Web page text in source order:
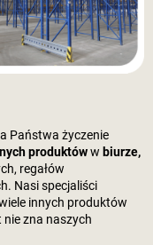
Państwa życzenie
produktóww biurze,
regałów
Nasi specjaliści
innych produktów
zna naszych